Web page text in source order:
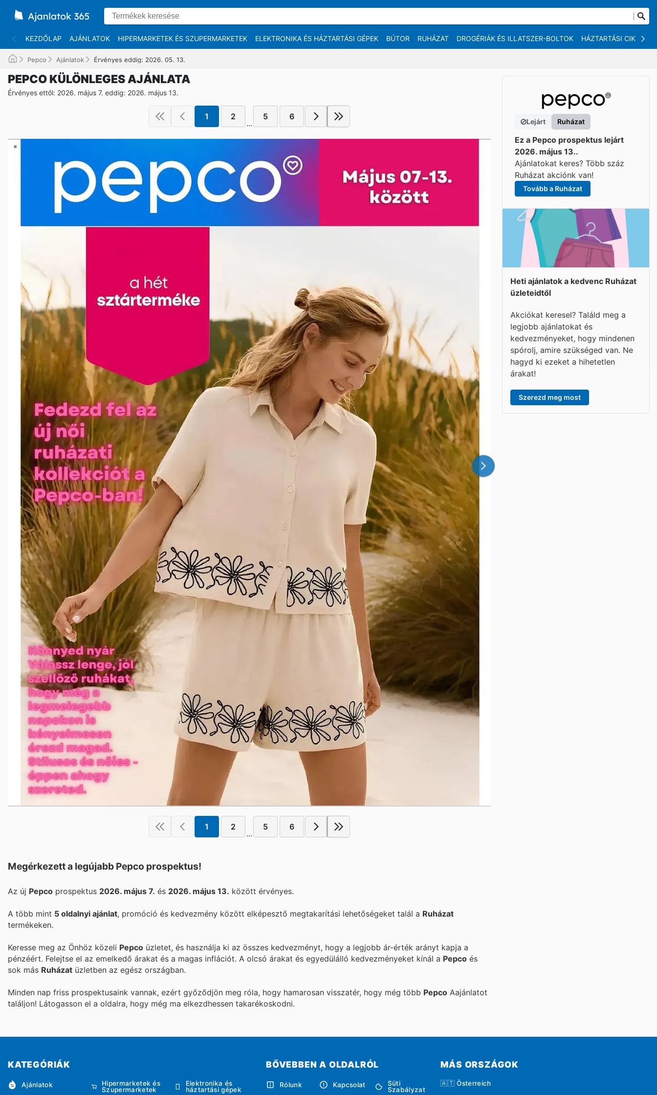
KEZDŐLAP AJÁNLATOK HIPERMARKETEK ÉS SZUPERMARKETEK ELEKTRONIKA ÉS HÁZTARTÁSI GÉPEK BÚTOR RUHÁZAT DROGÉRIÁK ÉS ILLATSZER-BOLTOK HÁZTARTÁSI CIKKEK
Pepco Ajánlatok Érvényes eddig: 2026. 05. 13.
PEPCO KÜLÖNLEGES AJÁNLATA
Érvényes ettől: 2026. május 7. eddig: 2026. május 13.
1 2
...
5 6
1 2
...
5 6
Megérkezett a legújabb Pepco prospektus!
Az új Pepco prospektus 2026. május 7. és 2026. május 13. között érvényes.
A több mint 5 oldalnyi ajánlat, promóció és kedvezmény között elképesztő megtakarítási lehetőségeket talál a Ruházat
termékeken.
Keresse meg az Önhöz közeli Pepco üzletet, és használja ki az összes kedvezményt, hogy a legjobb ár-érték arányt kapja a
pénzéért. Felejtse el az emelkedő árakat és a magas inflációt. A olcsó árakat és egyedülálló kedvezményeket kínál a Pepco és
sok más Ruházat üzletben az egész országban.
Minden nap friss prospektusaink vannak, ezért győződjön meg róla, hogy hamarosan visszatér, hogy még több Pepco Aajánlatot
találjon! Látogasson el a oldalra, hogy még ma elkezdhessen takarékoskodni.
Lejárt Ruházat
Ez a Pepco prospektus lejárt
2026. május 13..
Ajánlatokat keres? Több száz
Ruházat akciónk van!
Tovább a Ruházat
Heti ajánlatok a kedvenc Ruházat
üzleteidtől
Akciókat keresel? Találd meg a
legjobb ajánlatokat és
kedvezményeket, hogy mindenen
spórolj, amire szükséged van. Ne
hagyd ki ezeket a hihetetlen
árakat!
Szerezd meg most
KATEGÓRIÁK
Ajánlatok
Hipermarketek és
Szupermarketek
Elektronika és
háztartási gépek
BŐVEBBEN A OLDALRÓL
Rólunk Kapcsolat
Süti
Szabályzat
MÁS ORSZÁGOK
🇦🇹 Österreich